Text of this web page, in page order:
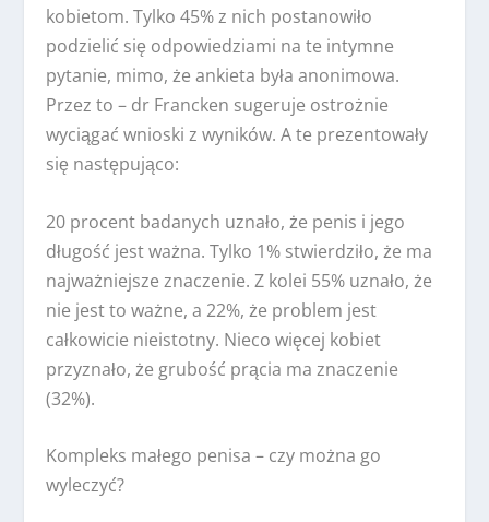
kobietom. Tylko 45% z nich postanowiło
podzielić się odpowiedziami na te intymne
pytanie, mimo, że ankieta była anonimowa.
Przez to – dr Francken sugeruje ostrożnie
wyciągać wnioski z wyników. A te prezentowały
się następująco:
20 procent badanych uznało, że penis i jego
długość jest ważna. Tylko 1% stwierdziło, że ma
najważniejsze znaczenie. Z kolei 55% uznało, że
nie jest to ważne, a 22%, że problem jest
całkowicie nieistotny. Nieco więcej kobiet
przyznało, że grubość prącia ma znaczenie
(32%).
Kompleks małego penisa – czy można go
wyleczyć?